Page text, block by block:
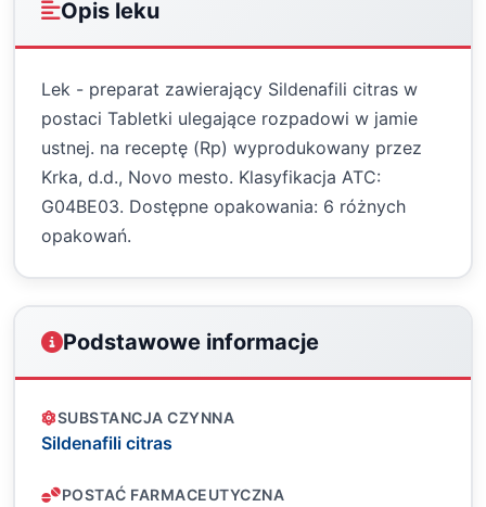
Opis leku
Lek - preparat zawierający Sildenafili citras w
postaci Tabletki ulegające rozpadowi w jamie
ustnej. na receptę (Rp) wyprodukowany przez
Krka, d.d., Novo mesto. Klasyfikacja ATC:
G04BE03. Dostępne opakowania: 6 różnych
opakowań.
Podstawowe informacje
SUBSTANCJA CZYNNA
Sildenafili citras
POSTAĆ FARMACEUTYCZNA